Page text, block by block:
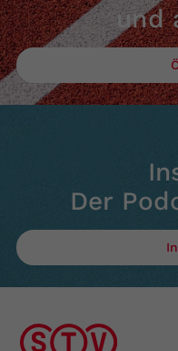
und
Der